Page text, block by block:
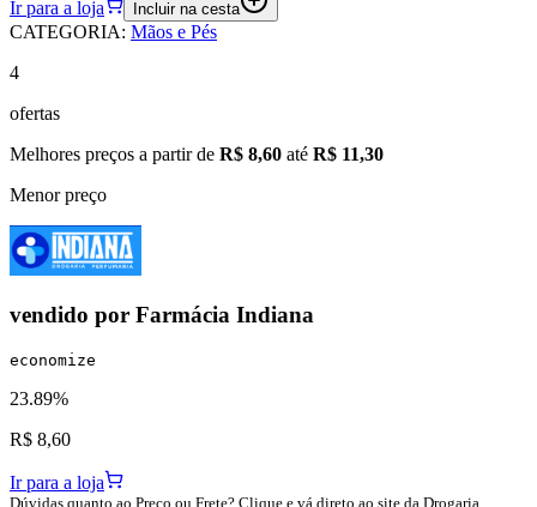
Ir para a loja Incluir na cesta
CATEGORIA: Mãos e Pés
4
ofertas
Melhores preços a partir de R$ 8,60 até R$ 11,30
Menor preço
vendido por Farmácia Indiana
economize
23.89%
R$ 8,60
Ir para a loja
Dúvidas quanto ao Preço ou Frete? Clique e vá direto ao site da Drogaria.